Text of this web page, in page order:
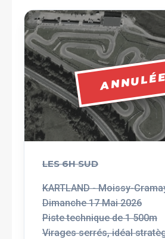
ANNULÉE
LES 6H SUD
KARTLAND - Moissy-
Dimanche 17 Mai 2026
Piste technique de 1 500m
Virages serrés, idéal